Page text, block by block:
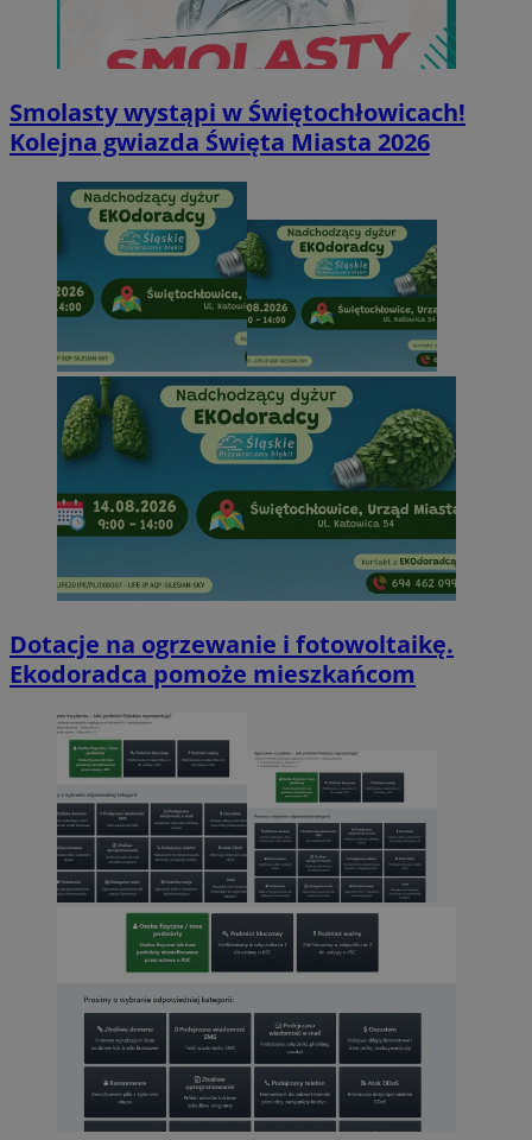
Smolasty wystąpi w Świętochłowicach!
Kolejna gwiazda Święta Miasta 2026
Dotacje na ogrzewanie i fotowoltaikę.
Ekodoradca pomoże mieszkańcom